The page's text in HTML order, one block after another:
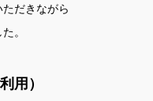
だきながら
。
用）